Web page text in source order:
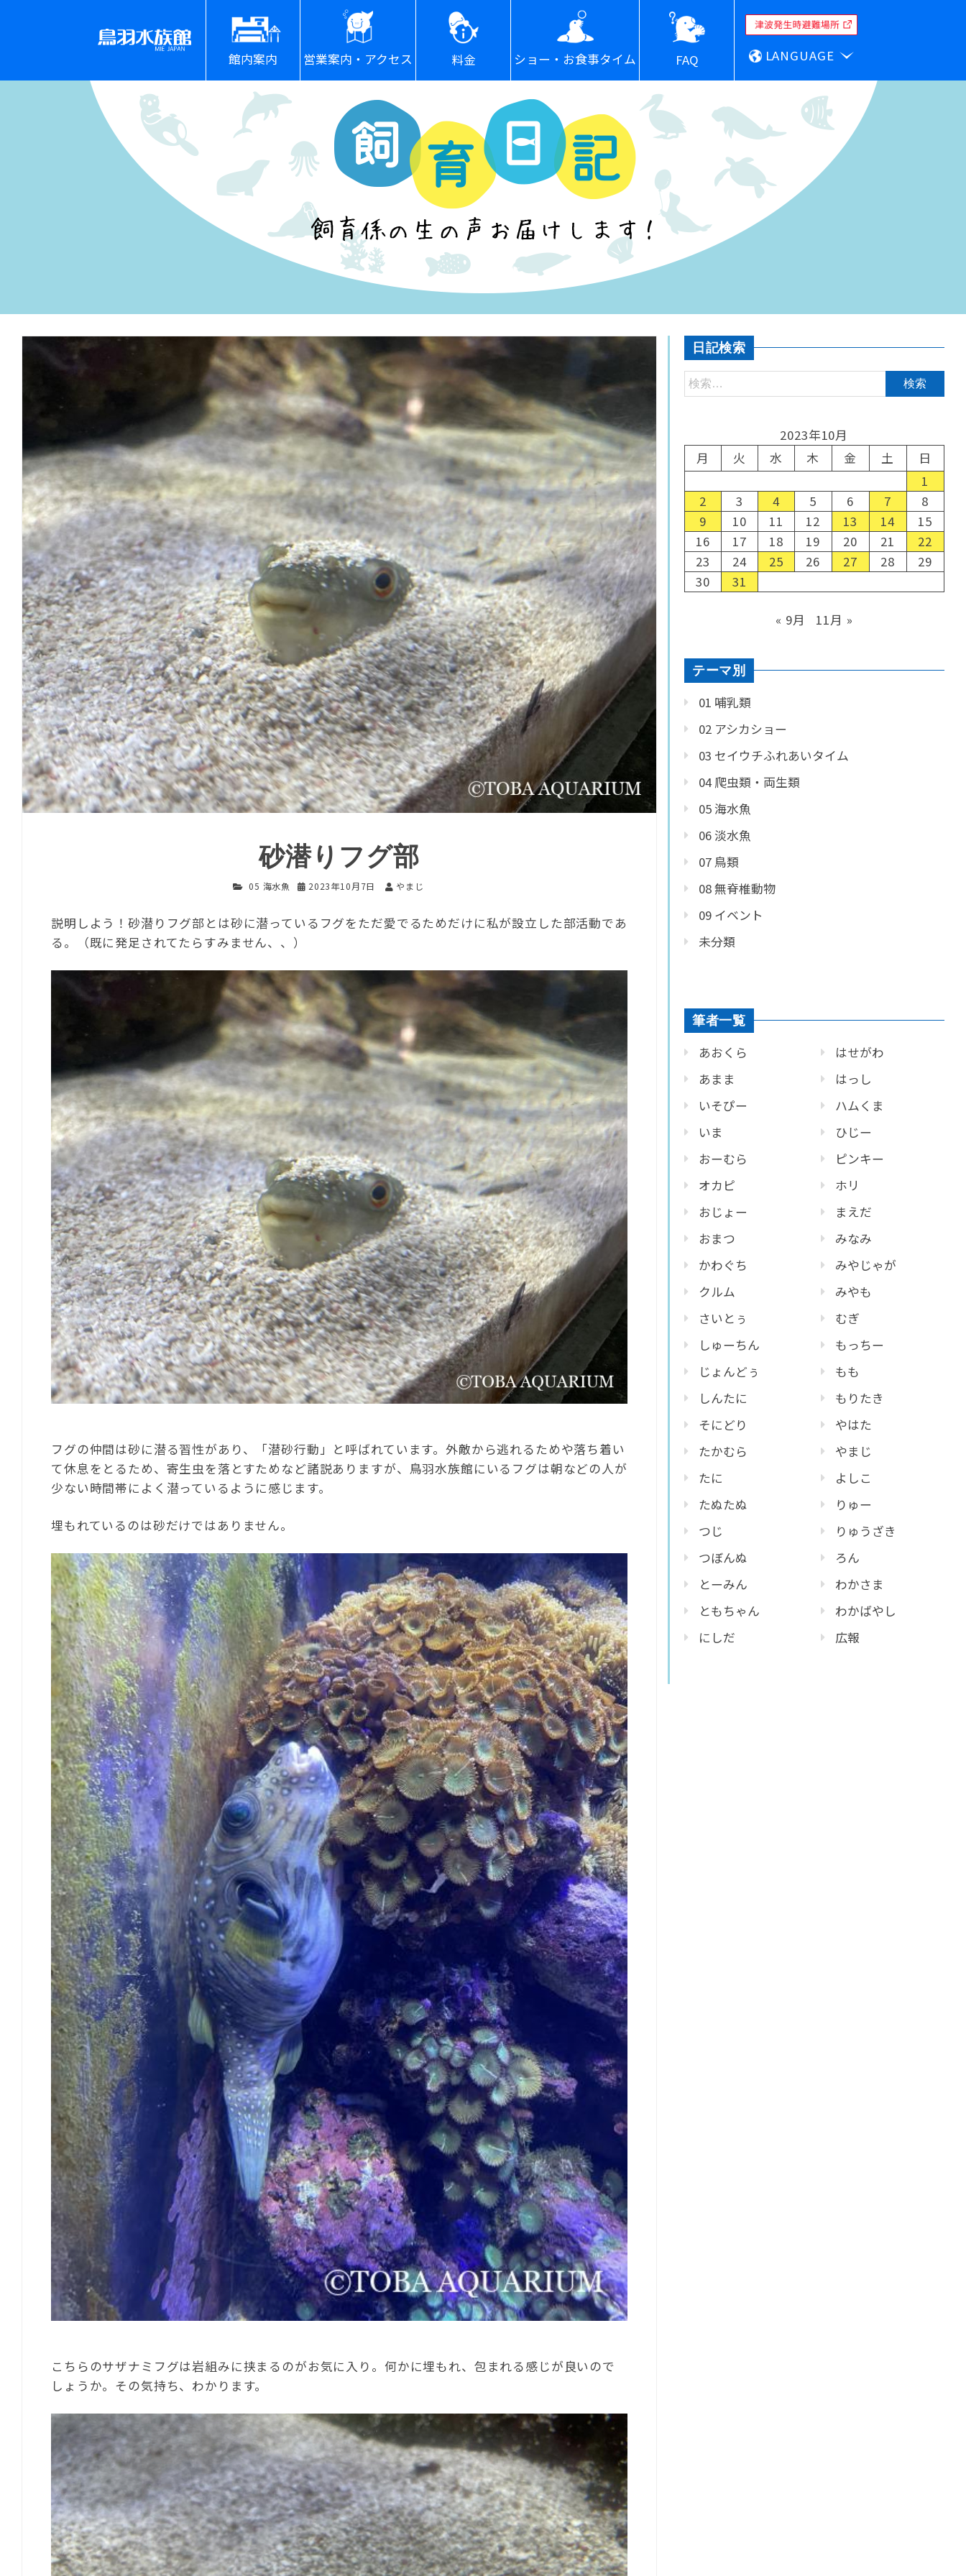
館内案内 営業案内・アクセス 料金 ショー・お食事タイム FAQ LANGUAGE
砂潜りフグ部
05 海水魚 2023年10月7日 やまじ
説明しよう！砂潜りフグ部とは砂に潜っているフグをただ愛でるためだけに私が設立した部活動であ
る。（既に発足されてたらすみません、、）
フグの仲間は砂に潜る習性があり、「潜砂行動」と呼ばれています。外敵から逃れるためや落ち着い
て休息をとるため、寄生虫を落とすためなど諸説ありますが、鳥羽水族館にいるフグは朝などの人が
少ない時間帯によく潜っているように感じます。
埋もれているのは砂だけではありません。
こちらのサザナミフグは岩組みに挟まるのがお気に入り。何かに埋もれ、包まれる感じが良いので
しょうか。その気持ち、わかります。
日記検索
2023年10月
月
火 水 木 金 土
日
1
2
3 4 5 6 7
8
9
10 11 12 13 14
15
16
17 18 19 20 21
22
23
24 25 26 27 28
29
30
31
« 9月 11月 »
テーマ別
01 哺乳類
02 アシカショー
03 セイウチふれあいタイム
04 爬虫類・両生類
05 海水魚
06 淡水魚
07 鳥類
08 無脊椎動物
09 イベント
未分類
筆者一覧
あおくら
あまま
いそぴー
いま
おーむら
オカピ
おじょー
おまつ
かわぐち
クルム
さいとぅ
しゅーちん
じょんどぅ
しんたに
そにどり
たかむら
たに
たぬたぬ
つじ
つぼんぬ
とーみん
ともちゃん
にしだ
はせがわ
はっし
ハムくま
ひじー
ピンキー
ホリ
まえだ
みなみ
みやじゃが
みやも
むぎ
もっちー
もも
もりたき
やはた
やまじ
よしこ
りゅー
りゅうざき
ろん
わかさま
わかばやし
広報